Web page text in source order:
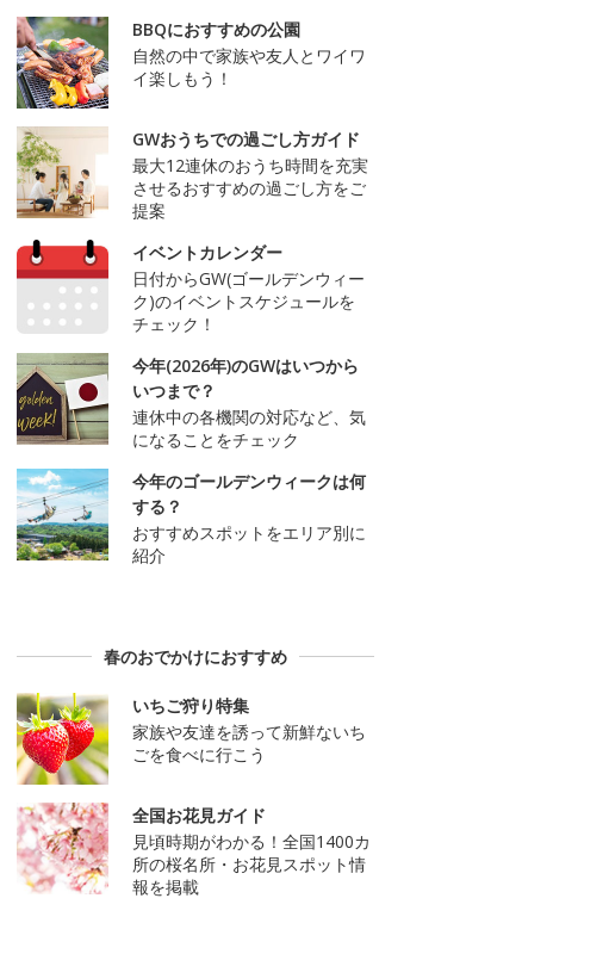
BBQにおすすめの公園
自然の中で家族や友人とワイワ
イ楽しもう！
GWおうちでの過ごし方ガイド
最大12連休のおうち時間を充実
させるおすすめの過ごし方をご
提案
イベントカレンダー
日付からGW(ゴールデンウィー
ク)のイベントスケジュールを
チェック！
今年(2026年)のGWはいつから
いつまで？
連休中の各機関の対応など、気
になることをチェック
今年のゴールデンウィークは何
する？
おすすめスポットをエリア別に
紹介
春のおでかけにおすすめ
いちご狩り特集
家族や友達を誘って新鮮ないち
ごを食べに行こう
全国お花見ガイド
見頃時期がわかる！全国1400カ
所の桜名所・お花見スポット情
報を掲載